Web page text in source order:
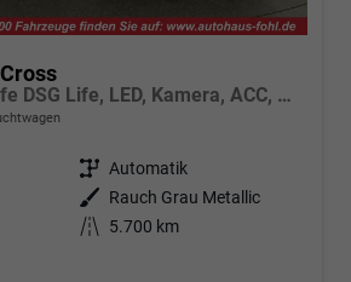
1.0 TSI 85 kW Life DSG Life, LED, Kamera, ACC, Side, Winter, 17-Zoll, 3-J. Garantie
Getriebe Automatik
Außenfarbe
Rauch Grau Metallic
Kilometerstand
5.700 km